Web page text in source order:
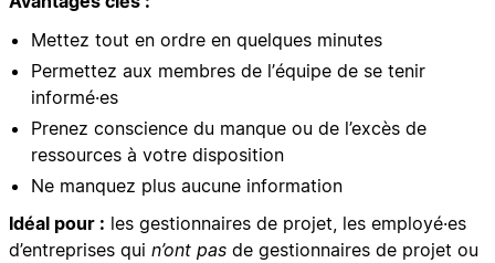
Mettez tout en ordre en quelques minutes
Permettez aux membres de l’équipe de se tenir
informé·es
Prenez conscience du manque ou de l’excès de
ressources à votre disposition
Ne manquez plus aucune information
Idéal pour : les gestionnaires de projet, les employé·es
d’entreprises qui n’ont pas de gestionnaires de projet ou